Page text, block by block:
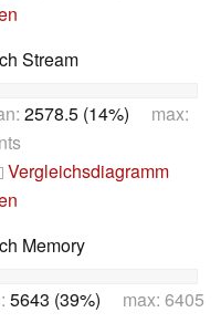
Stream
2578.5 (14%) max:
Vergleichsdiagramm
Memory
5643 (39%) max: 6405